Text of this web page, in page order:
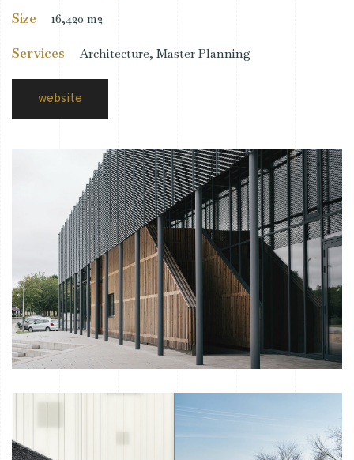
Size 16,420 m2
Services Architecture, Master Planning
website